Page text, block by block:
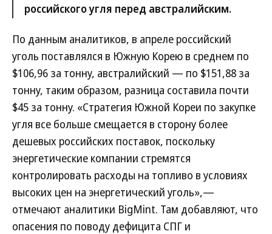
российского угля перед австралийским.
По данным аналитиков, в апреле российский
уголь поставлялся в Южную Корею в среднем по
$106,96 за тонну, австралийский — по $151,88 за
тонну, таким образом, разница составила почти
$45 за тонну. «Стратегия Южной Кореи по закупке
угля все больше смещается в сторону более
дешевых российских поставок, поскольку
энергетические компании стремятся
контролировать расходы на топливо в условиях
высоких цен на энергетический уголь»,—
отмечают аналитики BigMint. Там добавляют, что
опасения по поводу дефицита СПГ и